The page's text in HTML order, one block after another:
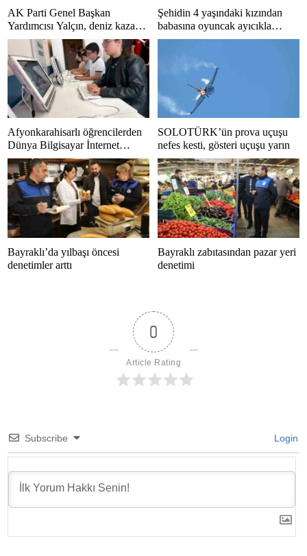
AK Parti Genel Başkan
Yardımcısı Yalçın, deniz kazası
sonrası hastaneye kaldırıldı
Şehidin 4 yaşındaki kızından
babasına oyuncak ayıcıkla
duygusal veda
Afyonkarahisarlı öğrencilerden
Dünya Bilgisayar İnternet
Klavye Şampiyonası’nda büyük
başarı
SOLOTÜRK’ün prova uçuşu
nefes kesti, gösteri uçuşu yarın
Bayraklı’da yılbaşı öncesi
denetimler arttı
Bayraklı zabıtasından pazar yeri
denetimi
0
Article Rating
Subscribe Login